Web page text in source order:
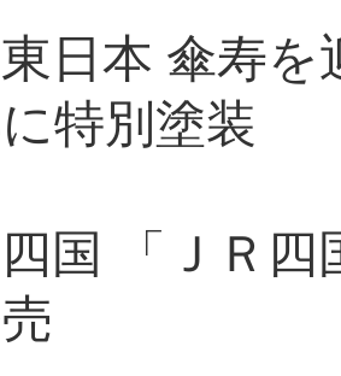
日本 傘寿
特別塗装
国 「ＪＲ